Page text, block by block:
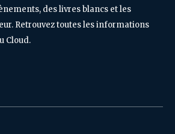
des livres blancs et les
Retrouvez toutes les informations
Cloud.